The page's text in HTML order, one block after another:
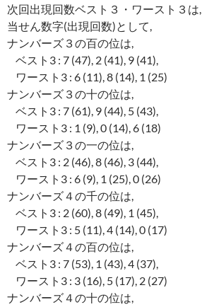
次回出現回数ベスト３・ワースト３は,
当せん数字(出現回数)として,
ナンバーズ３の百の位は,
ベスト3 : 7 (47), 2 (41), 9 (41),
ワースト3 : 6 (11), 8 (14), 1 (25)
ナンバーズ３の十の位は,
ベスト3 : 7 (61), 9 (44), 5 (43),
ワースト3 : 1 (9), 0 (14), 6 (18)
ナンバーズ３の一の位は,
ベスト3 : 2 (46), 8 (46), 3 (44),
ワースト3 : 6 (9), 1 (25), 0 (26)
ナンバーズ４の千の位は,
ベスト3 : 2 (60), 8 (49), 1 (45),
ワースト3 : 5 (11), 4 (14), 0 (17)
ナンバーズ４の百の位は,
ベスト3 : 7 (53), 1 (43), 4 (37),
ワースト3 : 3 (16), 5 (17), 2 (27)
ナンバーズ４の十の位は,